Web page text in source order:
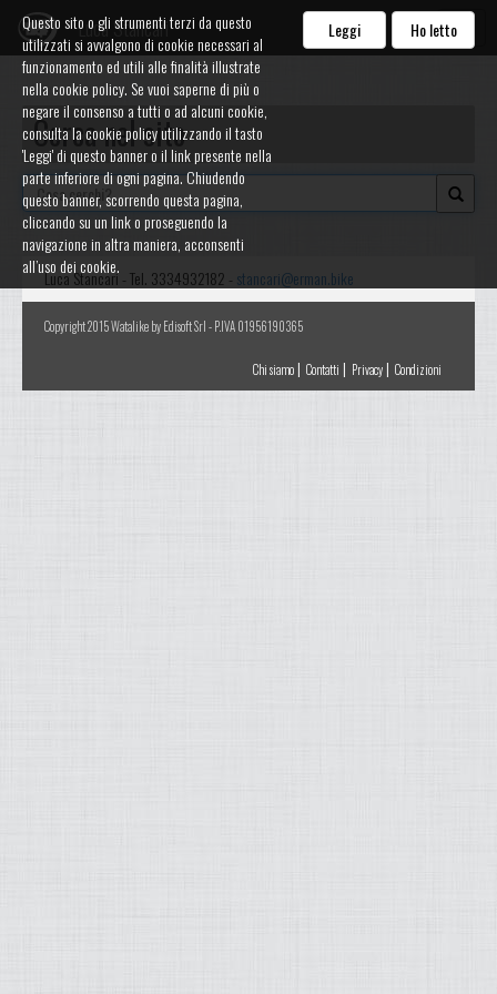
Luca Stancari
Cerca nel sito
Luca Stancari - Tel. 3334932182 - stancari@erman.bike
Copyright 2015 Watalike by Edisoft Srl - P.IVA 01956190365
Chi siamo | Contatti | Privacy | Condizioni
Questo sito o gli strumenti terzi da questo
utilizzati si avvalgono di cookie necessari al
funzionamento ed utili alle finalità illustrate
nella cookie policy. Se vuoi saperne di più o
negare il consenso a tutti o ad alcuni cookie,
consulta la cookie policy utilizzando il tasto
'Leggi' di questo banner o il link presente nella
parte inferiore di ogni pagina. Chiudendo
questo banner, scorrendo questa pagina,
cliccando su un link o proseguendo la
navigazione in altra maniera, acconsenti
all’uso dei cookie.
Leggi Ho letto